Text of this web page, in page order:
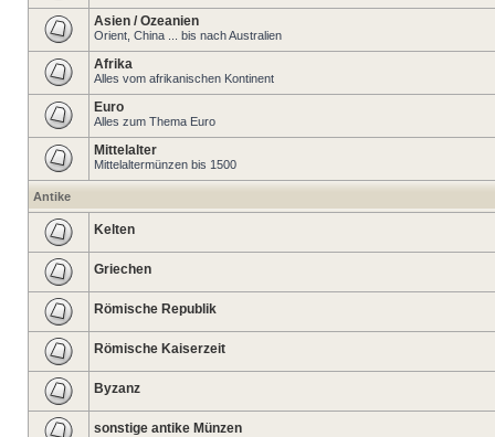
Asien / Ozeanien
Orient, China ... bis nach Australien
Afrika
Alles vom afrikanischen Kontinent
Euro
Alles zum Thema Euro
Mittelalter
Mittelaltermünzen bis 1500
Antike
Kelten
Griechen
Römische Republik
Römische Kaiserzeit
Byzanz
sonstige antike Münzen